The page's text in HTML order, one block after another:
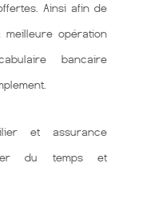
Ainsi afin de
opération
bancaire
et assurance
du temps et